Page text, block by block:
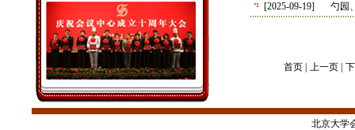
[2025-09-19]
勺园
首页 | 上一页 |
北京大学